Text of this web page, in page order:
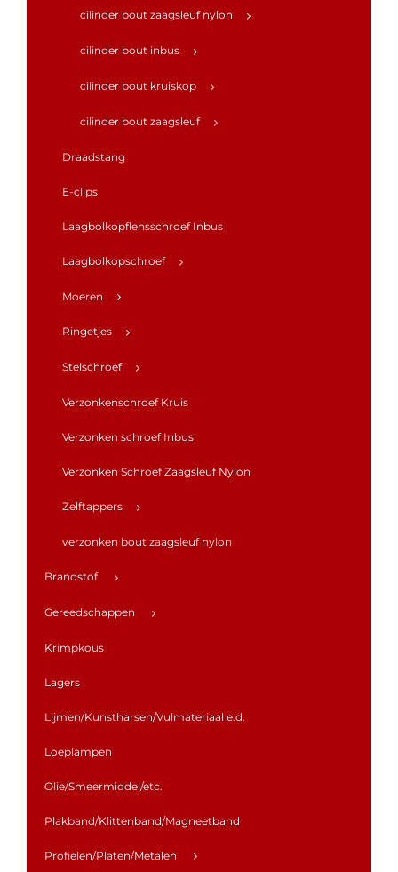
cilinder bout zaagsleuf nylon
cilinder bout inbus
cilinder bout kruiskop
cilinder bout zaagsleuf
Draadstang
E-clips
Laagbolkopflensschroef Inbus
Laagbolkopschroef
Moeren
Ringetjes
Stelschroef
Verzonkenschroef Kruis
Verzonken schroef Inbus
Verzonken Schroef Zaagsleuf Nylon
Zelftappers
verzonken bout zaagsleuf nylon
Brandstof
Gereedschappen
Krimpkous
Lagers
Lijmen/Kunstharsen/Vulmateriaal e.d.
Loeplampen
Olie/Smeermiddel/etc.
Plakband/Klittenband/Magneetband
Profielen/Platen/Metalen